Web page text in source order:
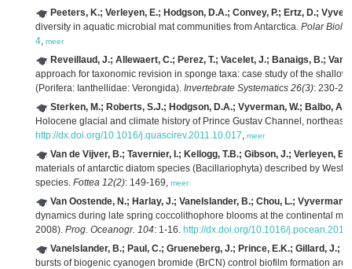
Peeters, K.; Verleyen, E.; Hodgson, D.A.; Convey, P.; Ertz, D.;
diversity in aquatic microbial mat communities from Antarctica. Polar Biol.
4, meer
Reveillaud, J.; Allewaert, C.; Perez, T.; Vacelet, J.; Banaigs, B.;
approach for taxonomic revision in sponge taxa: case study of the
(Porifera: Ianthellidae: Verongida). Invertebrate Systematics 26(3): 230-
Sterken, M.; Roberts, S.J.; Hodgson, D.A.; Vyverman, W.; Balbo,
Holocene glacial and climate history of Prince Gustav Channel,
http://dx.doi.org/10.1016/j.quascirev.2011.10.017, meer
Van de Vijver, B.; Tavernier, I.; Kellogg, T.B.; Gibson, J.; Verleyen,
materials of antarctic diatom species (Bacillariophyta) described by West
species. Fottea 12(2): 149-169, meer
Van Oostende, N.; Harlay, J.; Vanelslander, B.; Chou, L.; Vyverman,
dynamics during late spring coccolithophore blooms at the continental
2008). Prog. Oceanogr. 104: 1-16. http://dx.doi.org/10.1016/
Vanelslander, B.; Paul, C.; Grueneberg, J.; Prince, E.K.; Gillard, J.;
bursts of biogenic cyanogen bromide (BrCN) control biofilm formation